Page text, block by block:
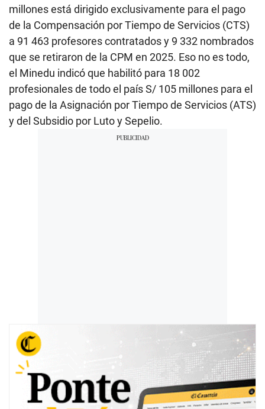
millones está dirigido exclusivamente para el pago
de la Compensación por Tiempo de Servicios (CTS)
a 91 463 profesores contratados y 9 332 nombrados
que se retiraron de la CPM en 2025. Eso no es todo,
el Minedu indicó que habilitó para 18 002
profesionales de todo el país S/ 105 millones para el
pago de la Asignación por Tiempo de Servicios (ATS)
y del Subsidio por Luto y Sepelio.